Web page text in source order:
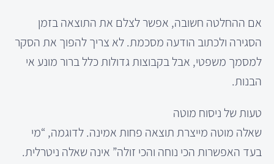
אם ההחלטה חשובה, אפשר לצלם את התוצאה בזמן
הסגירה ולכתוב הודעה מסכמת. לא צריך להפוך את הסקר
למסמך משפטי, אבל בקבוצות גדולות כלל ברור מונע אי
הבנות.
טעות של ניסוח מוטה
שאלה מוטה מייצרת תוצאה פחות אמינה. לדוגמה, “מי
בעד האפשרות הכי נוחה והכי זולה” אינה שאלה ניטרלית.